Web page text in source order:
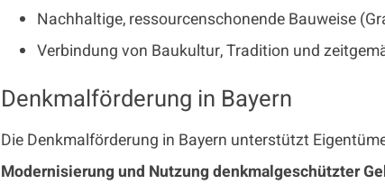
Nachhaltige, ressourcenschonende Bauweise
Verbindung von Baukultur, Tradition und
Denkmalförderung in Bayern
Die Denkmalförderung in Bayern unterstützt
Modernisierung und Nutzung denkmalgeschützter